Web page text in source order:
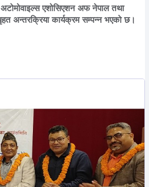
एशोसिएशन अफ नेपाल तथा
अन्तरक्रिया कार्यक्रम सम्पन्न भएको छ।